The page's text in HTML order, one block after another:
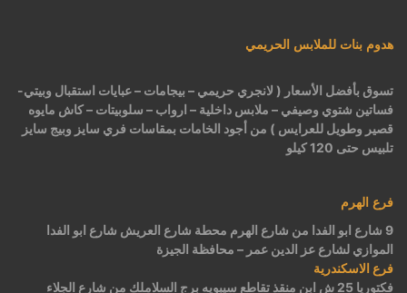
هدوم بنات للملابس الحريمي
تسوق بأفضل الأسعار ( لانجري حريمي – بيجامات – عبايات استقبال وبيتي-
فساتين شتوي وصيفي – ملابس داخلية – ارواب – سلوبيتات – كاش مايوه
قصير وطويل للعرايس ) من أجود الخامات بمقاسات فري سايز وبيج سايز
تلبيس حتى 120 كيلو
فرع الهرم
9 شارع ابو الفدا من شارع الهرم محطة شارع العريش شارع ابو الفدا
الموازي لشارع عز الدين عمر – محافظة الجيزة
فرع الاسكندرية
فكتوريا 25 ش ابن منقذ تقاطع سيبويه برج السلاملك من شارع الجلاء